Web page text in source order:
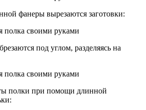
фанеры вырезаются заготовки:
под углом, разделяясь на
полки при помощи длинной